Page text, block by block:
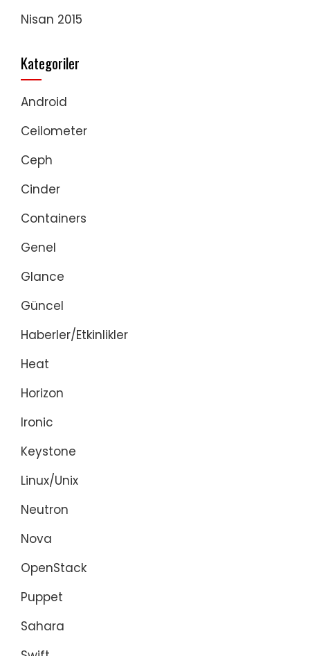
Nisan 2015
Kategoriler
Android
Ceilometer
Ceph
Cinder
Containers
Genel
Glance
Güncel
Haberler/Etkinlikler
Heat
Horizon
Ironic
Keystone
Linux/Unix
Neutron
Nova
OpenStack
Puppet
Sahara